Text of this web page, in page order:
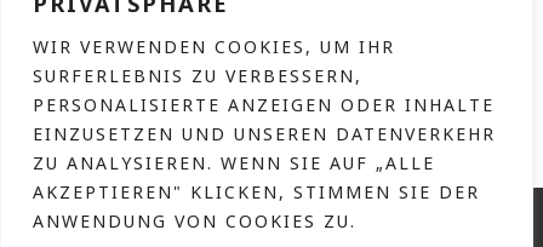
WIR VERWENDEN COOKIES, UM IHR
SURFERLEBNIS ZU VERBESSERN,
PERSONALISIERTE ANZEIGEN ODER INHALTE
EINZUSETZEN UND UNSEREN DATENVERKEHR
ZU ANALYSIEREN. WENN SIE AUF „ALLE
AKZEPTIEREN" KLICKEN, STIMMEN SIE DER
ANWENDUNG VON COOKIES ZU.
NICHT MEHR ODER NICHT VOLLSTÄNDIG
TEILE DES DOKUMENTES IN IHREM INHALT UND
IHRER GÜLTIGKEIT DAVON UNBERÜHRT.
KONTAKT